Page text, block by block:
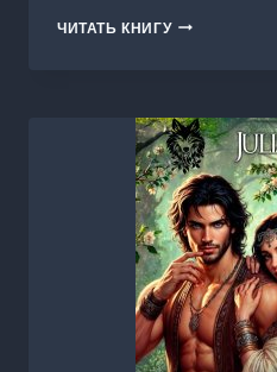
ЧИТАТЬ КНИГУСЕКРЕТАРША